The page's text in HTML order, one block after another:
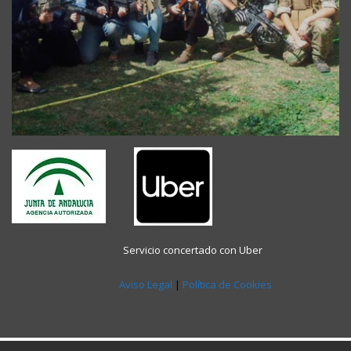
Servicio concertado con Uber
Aviso Legal | Política de Cookies